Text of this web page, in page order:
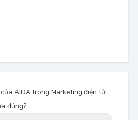
AIDA trong Marketing điện tử
đúng?